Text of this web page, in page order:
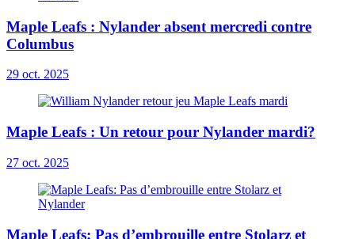
Maple Leafs : Nylander absent mercredi contre
Columbus
29 oct. 2025
Maple Leafs : Un retour pour Nylander mardi?
27 oct. 2025
Maple Leafs: Pas d’embrouille entre Stolarz et